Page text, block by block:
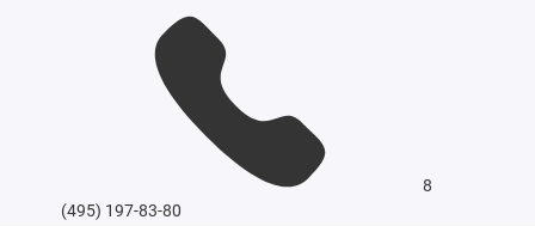
8
(495) 197-83-80